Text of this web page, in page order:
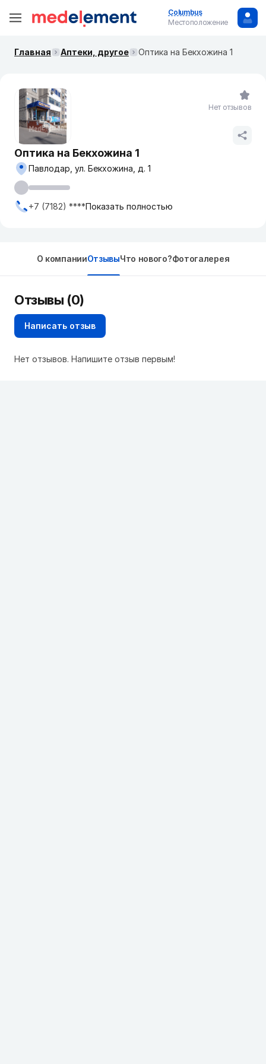
Columbus
Местоположение
Главная Аптеки, другое Оптика на Бекхожина 1
Оптика на Бекхожина 1
Павлодар, ул. Бекхожина, д. 1
+7 (7182) ****Показать полностью
Нет отзывов
О компанииОтзывыЧто нового?Фотогалерея
Отзывы (0)
Написать отзыв
Нет отзывов. Напишите отзыв первым!